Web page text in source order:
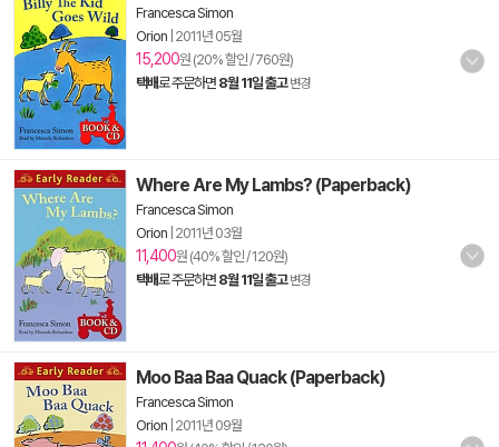
Francesca Simon
Orion 2011년 05월
15,200원 (20% 할인 / 760원)
택배로 주문하면 8월 11일 출고 변경
Where Are My Lambs? (Paperback)
Francesca Simon
Orion 2011년 03월
11,400원 (40% 할인 / 120원)
택배로 주문하면 8월 11일 출고 변경
Moo Baa Baa Quack (Paperback)
Francesca Simon
Orion 2011년 09월